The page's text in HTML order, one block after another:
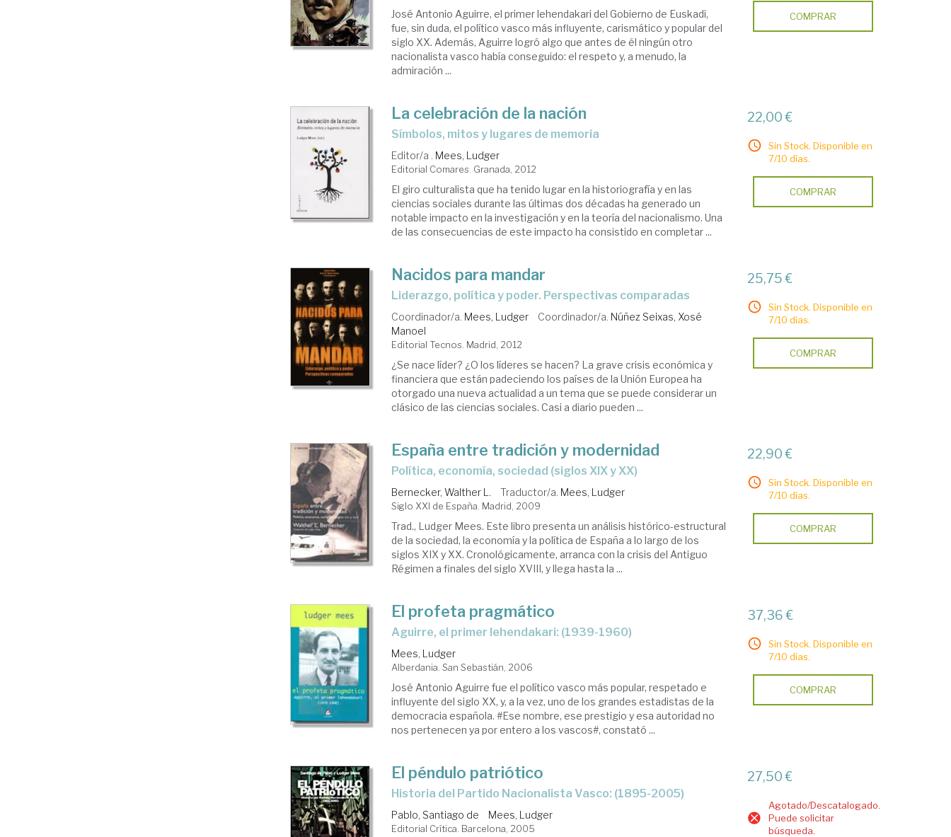
José Antonio Aguirre, el primer lehendakari del Gobierno de Euskadi,
fue, sin duda, el político vasco más influyente, carismático y popular del
siglo XX. Además, Aguirre logró algo que antes de él ningún otro
nacionalista vasco había conseguido: el respeto y, a menudo, la
admiración ...
COMPRAR
La celebración de la nación
símbolos, mitos y lugares de memoria
Editor/a . Mees, Ludger
Editorial Comares. Granada, 2012
El giro culturalista que ha tenido lugar en la historiografía y en las
ciencias sociales durante las últimas dos décadas ha generado un
notable impacto en la investigación y en la teoría del nacionalismo. Una
de las consecuencias de este impacto ha consistido en completar ...
22,00 €
Sin Stock. Disponible en
7/10 días.
COMPRAR
Nacidos para mandar
liderazgo, política y poder. Perspectivas comparadas
Coordinador/a. Mees, Ludger Coordinador/a. Núñez Seixas, Xosé
Manoel
Editorial Tecnos. Madrid, 2012
¿Se nace líder? ¿O los líderes se hacen? La grave crisis económica y
financiera que están padeciendo los países de la Unión Europea ha
otorgado una nueva actualidad a un tema que se puede considerar un
clásico de las ciencias sociales. Casi a diario pueden ...
25,75 €
Sin Stock. Disponible en
7/10 días.
COMPRAR
España entre tradición y modernidad
política, economía, sociedad (siglos XIX y XX)
Bernecker, Walther L. Traductor/a. Mees, Ludger
Siglo XXI de España. Madrid, 2009
Trad., Ludger Mees. Este libro presenta un análisis histórico-estructural
de la sociedad, la economía y la política de España a lo largo de los
siglos XIX y XX. Cronológicamente, arranca con la crisis del Antiguo
Régimen a finales del siglo XVIII, y llega hasta la ...
22,90 €
Sin Stock. Disponible en
7/10 días.
COMPRAR
El profeta pragmático
Aguirre, el primer lehendakari: (1939-1960)
Mees, Ludger
Alberdania. San Sebastián, 2006
José Antonio Aguirre fue el político vasco más popular, respetado e
influyente del siglo XX, y, a la vez, uno de los grandes estadistas de la
democracia española. #Ese nombre, ese prestigio y esa autoridad no
nos pertenecen ya por entero a los vascos#, constató ...
37,36 €
Sin Stock. Disponible en
7/10 días.
COMPRAR
El péndulo patriótico
historia del Partido Nacionalista Vasco: (1895-2005)
Pablo, Santiago de Mees, Ludger
Editorial Crítica. Barcelona, 2005
27,50 €
Agotado/Descatalogado.
Puede solicitar
búsqueda.